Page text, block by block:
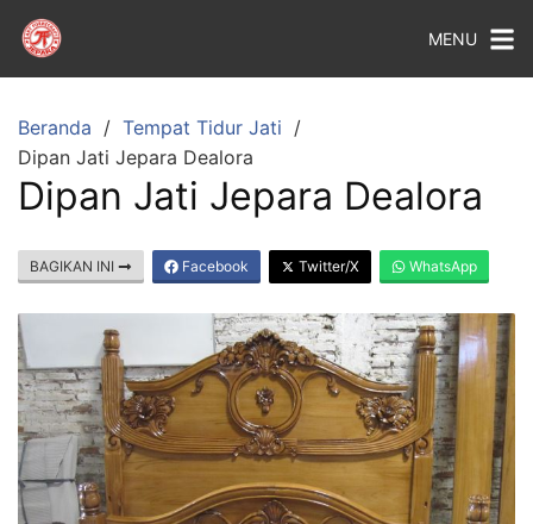
MENU
Beranda
Tempat Tidur Jati
Dipan Jati Jepara Dealora
Dipan Jati Jepara Dealora
BAGIKAN INI Facebook Twitter/X WhatsApp